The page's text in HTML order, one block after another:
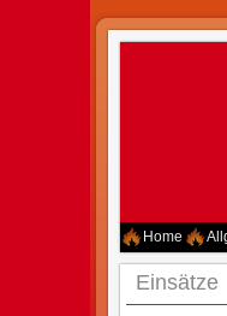
Home
Einsätze